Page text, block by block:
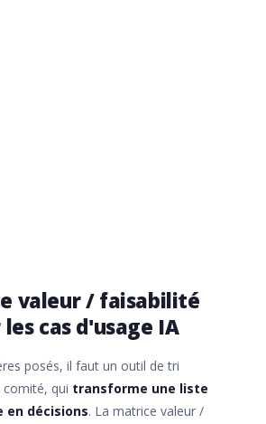
valeur / faisabilité
cas d'usage IA
posés, il faut un outil de tri
comité, qui transforme une liste
en décisions. La matrice valeur /